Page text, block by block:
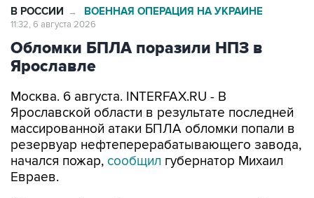
В РОССИИ → ВОЕННАЯ ОПЕРАЦИЯ НА УКРАИНЕ
11:32, 6 августа 2026
Обломки БПЛА поразили НПЗ в
Ярославле
Москва. 6 августа. INTERFAX.RU - В
Ярославской области в результате последней
массированной атаки БПЛА обломки попали в
резервуар нефтеперерабатывающего завода,
начался пожар, сообщил губернатор Михаил
Евраев.